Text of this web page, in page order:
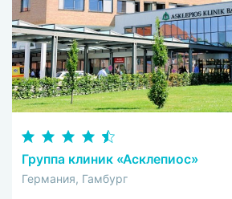
Группа клиник «Асклепиос»
Германия, Гамбург